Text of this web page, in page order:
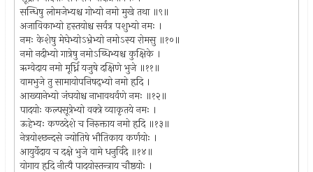
सन्धिषु लोमजेभ्यश्च गोभ्यो नमो मुखे तथा ॥९॥
अजाविकाभ्यो हस्तयोश्च सर्वत्र पशुभ्यो नमः ।
नमः केशेषु मेघेभ्योऽभ्रेभ्यो नमोऽस्य रोमसु ॥१०॥
नमो नदीभ्यो गात्रेषु नमोऽब्धिभ्यश्च कुक्षिके ।
ऋग्वेदाय नमो मूर्ध्नि यजुषे दक्षिणे भुजे ॥११॥
वामभुजे तु सामायोपनिषद्भ्यो नमो हृदि ।
आख्यानेभ्यो जंघयोश्च नाभावथर्वणे नमः ॥१२॥
पादयोः कल्पसूत्रेभ्यो वक्त्रे व्याकृतये नमः ।
ऊहेभ्यः कण्ठदेशे च निरुक्ताय नमो हृदि ॥१३॥
नेत्रयोश्छन्दसे ज्योतिषे भौतिकाय कर्णयोः ।
आयुर्वेदाय च दक्षे भुजे वामे धनुर्विदे ॥१४॥
योगाय हृदि नीत्यै पादयोस्तन्त्राय चौष्ठयोः ।